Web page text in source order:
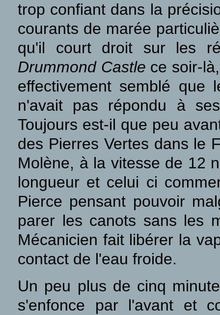
trop confiant dans la
courants de marée
qu'il court droit sur les
Drummond Castle ce soir-
effectivement semblé que
n'avait pas répondu à
Toujours est-il que peu
des Pierres Vertes dans le
Molène, à la vitesse de 12
longueur et celui ci
Pierce pensant pouvoir
parer les canots sans les
Mécanicien fait libérer la
contact de l'eau froide.
Un peu plus de cinq
s'enfonce par l'avant et